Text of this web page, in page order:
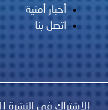
أخبار أمنية
اتصل بنا
الاشتراك في النشرة